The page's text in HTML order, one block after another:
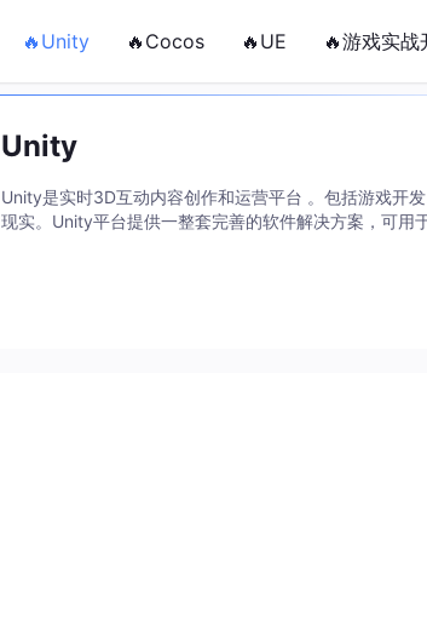
🔥Unity 🔥Cocos 🔥UE 🔥游戏实战
Unity
Unity是实时3D互动内容创作和运营平台 。包括游戏开
现实。Unity平台提供一整套完善的软件解决方案，可用